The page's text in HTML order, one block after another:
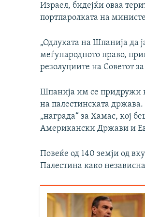
Израел, бидејќи оваа
портпаролката на
„Одлуката на Шпанија да
меѓународното право,
резолуциите на Советот
Шпанија им се придружи
на палестинската
„награда“ за Хамас, кој
Американски Држави и
Повеќе од 140 земји од
Палестина како